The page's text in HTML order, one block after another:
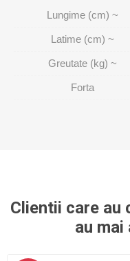
Lungime (cm) ~
Latime (cm) ~
Greutate (kg) ~
Forta
Clientii care au
au